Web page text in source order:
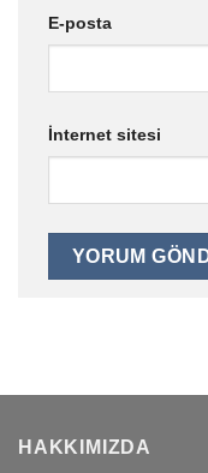
E-posta
İnternet sitesi
HAKKIMIZDA